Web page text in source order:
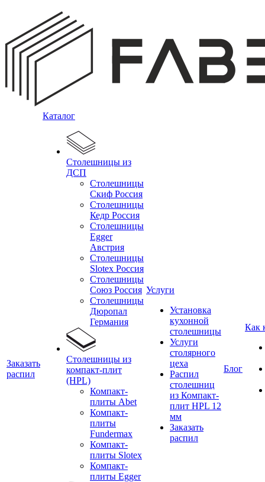
Заказать
распил
Каталог
Столешницы из
ДСП
Столешницы
Скиф Россия
Столешницы
Кедр Россия
Столешницы
Egger
Австрия
Столешницы
Slotex Россия
Столешницы
Союз Россия
Столешницы
Дюропал
Германия
Столешницы из
компакт-плит
(HPL)
Компакт-
плиты Abet
Компакт-
плиты
Fundermax
Компакт-
плиты Slotex
Компакт-
плиты Egger
Услуги
Установка
кухонной
столешницы
Услуги
столярного
цеха
Распил
столешниц
из Компакт-
плит HPL 12
мм
Заказать
распил
Блог
Как